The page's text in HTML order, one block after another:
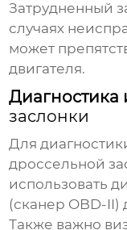
Затрудненный
случаях
может
двигателя.
заслонки
Для
дроссельной
использовать
(сканер OBD-II)
Также важно